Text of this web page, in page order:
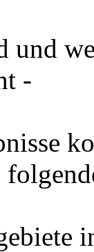
und
-